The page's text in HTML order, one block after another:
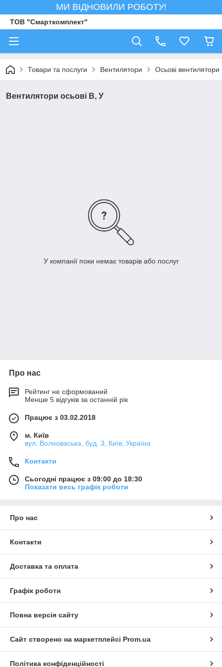
МИ ВІДНОВИЛИ РОБОТУ!
ТОВ "Смарткомплект"
Товари та послуги Вентилятори Осьові вентилятори
Вентилятори осьові В, У
У компанії поки немає товарів або послуг
Про нас
Рейтинг не сформований
Менше 5 відгуків за останній рік
Працює з 03.02.2018
м. Київ
вул. Волноваська, буд. 3, Київ, Україна
Контакти
Сьогодні працює з 09:00 до 18:30
Показати весь графік роботи
Про нас
Контакти
Доставка та оплата
Графік роботи
Повна версія сайту
Сайт створено на маркетплейсі Prom.ua
Політика конфіденційності